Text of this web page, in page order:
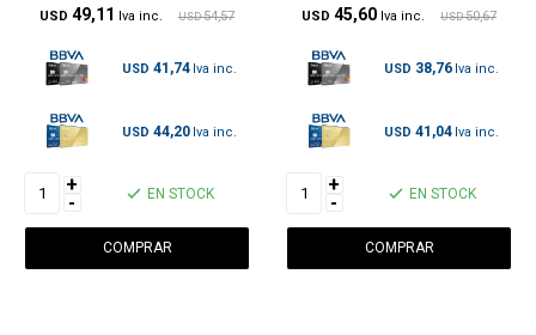
USD 49,11 USD 54,57
USD 41,74
USD 44,20
+
- EN STOCK
USD 45,60 USD 50,67
USD 38,76
USD 41,04
+
- EN STOCK